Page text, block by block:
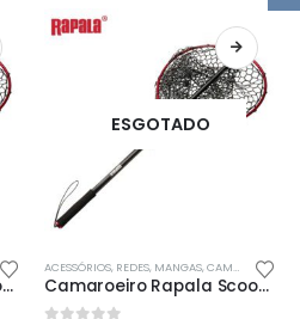
Camaroeiro Rapala Scooper-R Silicon Net Tam. L
ESGOTADO
ACESSÓRIOS, REDES, MANGAS, CAMAROEIROS & COVOS
Camaroeiro Rapala Scooper-R Silicon Net Tam. M